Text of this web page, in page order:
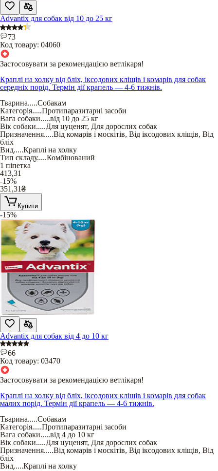
Advantix для собак від 10 до 25 кг
73
Код товару: 04060
Застосовувати за рекомендацією ветлікаря!
Краплі на холку від бліх, іксодових кліщів і комарів для собак
середніх порід. Термін дії крапель — 4-6 тижнів.
Тварина.....Собакам
Категорія.....Протипаразитарні засоби
Вага собаки.....від 10 до 25 кг
Вік собаки.....Для цуценят, Для дорослих собак
Призначення.....Від комарів і москітів, Від іксодових кліщів, Від
бліх
Вид.....Краплі на холку
Тип складу.....Комбінований
1 піпетка
413,31
-15%
351,31₴
Купити
-15%
Advantix для собак від 4 до 10 кг
66
Код товару: 03470
Застосовувати за рекомендацією ветлікаря!
Краплі на холку від бліх, іксодових кліщів і комарів для собак
малих порід. Термін дії крапель — 4-6 тижнів.
Тварина.....Собакам
Категорія.....Протипаразитарні засоби
Вага собаки.....від 4 до 10 кг
Вік собаки.....Для цуценят, Для дорослих собак
Призначення.....Від комарів і москітів, Від іксодових кліщів, Від
бліх
Вид.....Краплі на холку